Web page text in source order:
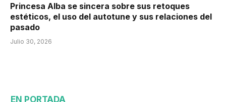
Princesa Alba se sincera sobre sus retoques
estéticos, el uso del autotune y sus relaciones del
pasado
Julio 30, 2026
EN PORTADA